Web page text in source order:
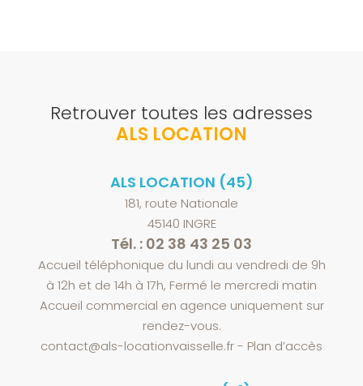
Retrouver toutes les adresses
ALS LOCATION
ALS LOCATION (45)
181, route Nationale
45140 INGRE
Tél. : 02 38 43 25 03
Accueil téléphonique du lundi au vendredi de 9h
à 12h et de 14h à 17h, Fermé le mercredi matin
Accueil commercial en agence uniquement sur
rendez-vous.
contact@als-locationvaisselle.fr- Plan d’accès